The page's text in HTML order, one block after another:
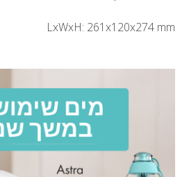
LxWxH: 261x120x274 mm